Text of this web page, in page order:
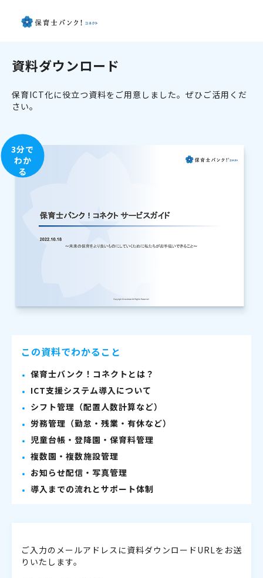
資料ダウンロード
保育ICT化に役立つ資料をご用意しました。ぜひご活用くだ
さい。
3分で
わか
る
この資料でわかること
保育士バンク！コネクトとは？
ICT支援システム導入について
シフト管理（配置人数計算など）
労務管理（勤怠・残業・有休など）
児童台帳・登降園・保育料管理
複数園・複数施設管理
お知らせ配信・写真管理
導入までの流れとサポート体制
ご入力のメールアドレスに資料ダウンロードURLをお送
りいたします。